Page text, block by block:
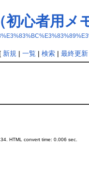
心者用メ
新規 | 一覧| 検索| 最終更新
HTML convert time: 0.006 sec.